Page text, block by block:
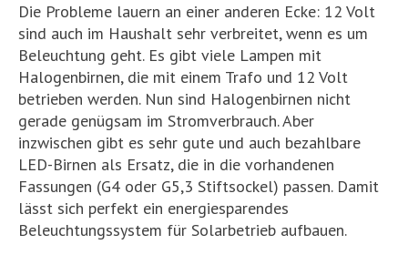
Die Probleme lauern an einer anderen Ecke: 12 Volt
sind auch im Haushalt sehr verbreitet, wenn es um
Beleuchtung geht. Es gibt viele Lampen mit
Halogenbirnen, die mit einem Trafo und 12 Volt
betrieben werden. Nun sind Halogenbirnen nicht
gerade genügsam im Stromverbrauch. Aber
inzwischen gibt es sehr gute und auch bezahlbare
LED-Birnen als Ersatz, die in die vorhandenen
Fassungen (G4 oder G5,3 Stiftsockel) passen. Damit
lässt sich perfekt ein energiesparendes
Beleuchtungssystem für Solarbetrieb aufbauen.